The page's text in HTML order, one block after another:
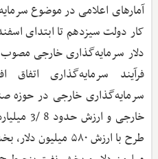
آمارهای اعلامی در موضوع
دلار سرمایه‌گذاری خارجی
فرآیند سرمایه‌گذاری